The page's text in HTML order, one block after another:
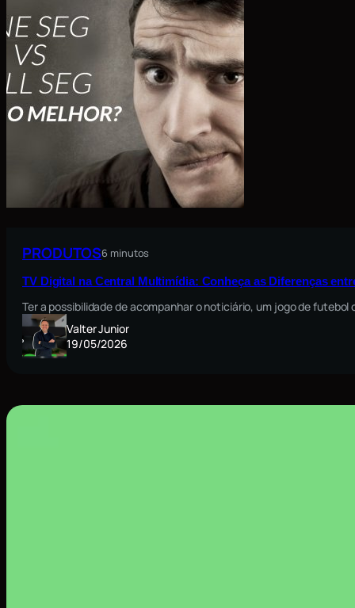
PRODUTOS6 minutos
TV Digital na Central Multimídia: Conheça as Diferenças
Ter a possibilidade de acompanhar o noticiário, um jogo de
Valter Junior
19/05/2026